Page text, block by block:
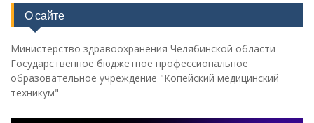
О сайте
Министерство здравоохранения Челябинской области
Государственное бюджетное профессиональное
образовательное учреждение "Копейский медицинский
техникум"